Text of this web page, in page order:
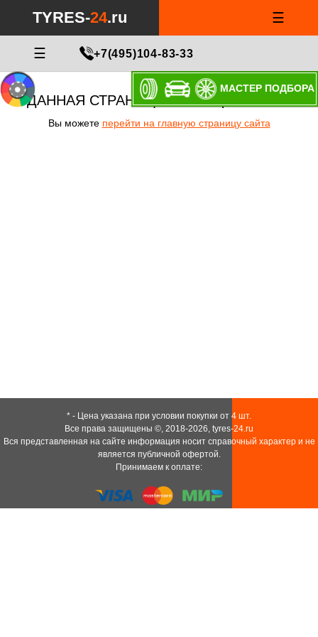
TYRES-24.ru ☰
☰ +7(495)104-83-33
МАСТЕР ПОДБОРА
ДАННАЯ СТРАНИЦА НЕ СУЩЕСТВУЕТ!
Вы можете перейти на главную страницу сайта
* - Цена указана при условии покупки от 4 шт.
Все права защищены ©, 2018-2026, tyres-24.ru
Вся представленная на сайте информация носит справочный характер и не
является публичной офертой.
Принимаем к оплате: